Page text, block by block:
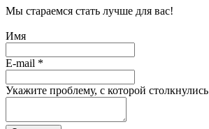
Мы стараемся стать лучше для вас!
Имя
E-mail *
Укажите проблему, с которой столкнулись